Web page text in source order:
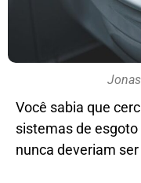
Você sabia que
sistemas de
nunca deveriam